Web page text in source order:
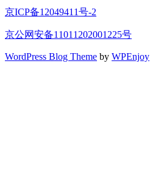
京ICP备12049411号-2
京公网安备11011202001225号
WordPress Blog Theme by WPEnjoy